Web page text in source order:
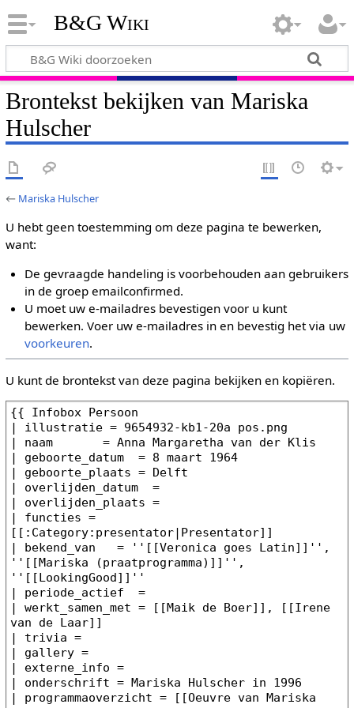
B&G Wiki
Brontekst bekijken van Mariska
Hulscher
← Mariska Hulscher
U hebt geen toestemming om deze pagina te bewerken,
want:
De gevraagde handeling is voorbehouden aan gebruikers
in de groep emailconfirmed.
U moet uw e-mailadres bevestigen voor u kunt
bewerken. Voer uw e-mailadres in en bevestig het via uw
voorkeuren.
U kunt de brontekst van deze pagina bekijken en kopiëren.